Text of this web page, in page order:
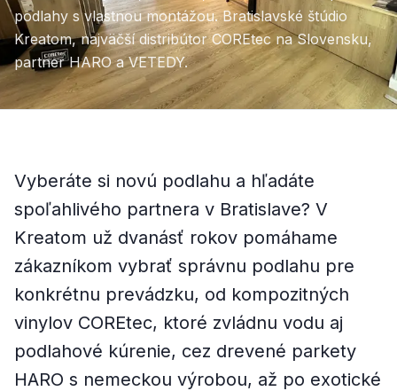
podlahy s vlastnou montážou. Bratislavské štúdio
Kreatom, najväčší distribútor COREtec na Slovensku,
partner HARO a VETEDY.
Vyberáte si novú podlahu a hľadáte
spoľahlivého partnera v Bratislave? V
Kreatom už dvanásť rokov pomáhame
zákazníkom vybrať správnu podlahu pre
konkrétnu prevádzku, od kompozitných
vinylov COREtec, ktoré zvládnu vodu aj
podlahové kúrenie, cez drevené parkety
HARO s nemeckou výrobou, až po exotické